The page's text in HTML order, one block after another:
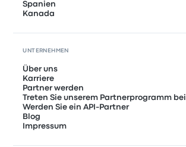
Spanien
Kanada
UNTERNEHMEN
Über uns
Karriere
Partner werden
Treten Sie unserem Partnerprogramm bei
Werden Sie ein API-Partner
Blog
Impressum